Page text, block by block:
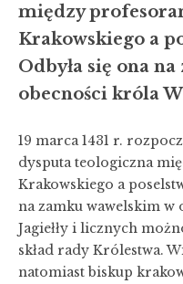
między
Krakowskiego a
Odbyła się ona
obecności króla
19 marca 1431 r.
dysputa teologiczna
Krakowskiego a
na zamku wawelskim w
Jagiełły i licznych
skład rady Królestwa.
natomiast biskup